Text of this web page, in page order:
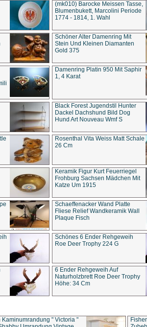
(mk010) Barocke Meissen Tasse,
Blumenbukett, Marcolini Periode
1774 - 1814, 1. Wahl
Schöner Alter Damenring Mit
Stein Und Kleinen Diamanten
Gold 375
Damenring Platin 950 Mit Saphir
1, 4 Karat
Black Forest Jugendstil Hunter
Dackel Dachshund Bild Dog
Hund Art Nouveau Wmf S
Rosenthal Vita Weiss Matt Schale
26 Cm
Keramik Figur Kurt Feuerriegel
Frohburg Sachsen Mädchen Mit
Katze Um 1915
Schaeffenacker Wand Platte
Fliese Relief Wandkeramik Wall
Plaque Fisch
Schönes 6 Ender Rehgeweih
Roe Deer Trophy 224 G
6 Ender Rehgeweih Auf
Naturholzbrett Roe Deer Trophy
Höhe: 34 Cm
Kaminumrandung " Victoria "